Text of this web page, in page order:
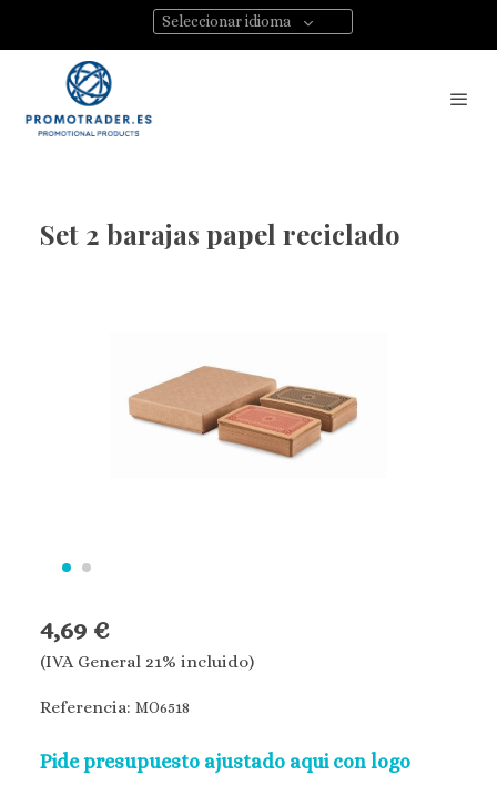
Seleccionar idioma
Set 2 barajas papel reciclado
4,69 €
(IVA General 21% incluido)
Referencia: MO6518
Pide presupuesto ajustado aqui con logo